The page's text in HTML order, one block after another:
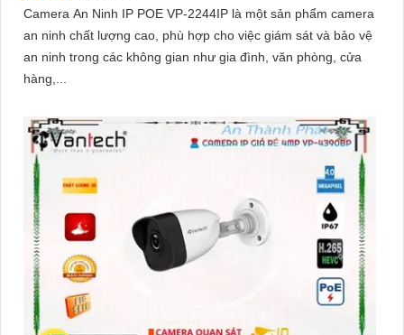
Camera An Ninh IP POE VP-2244IP là một sản phẩm camera
an ninh chất lượng cao, phù hợp cho việc giám sát và bảo vệ
an ninh trong các không gian như gia đình, văn phòng, cửa
hàng,...